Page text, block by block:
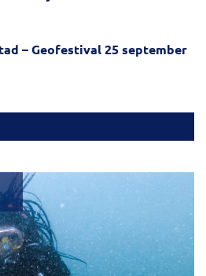
– Geofestival 25 september